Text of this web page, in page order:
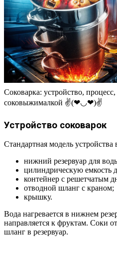
Соковарка: устройство,
соковыжималкой ✌(❤◡❤)✌
Устройство соковарок
Стандартная модель устройства
нижний резервуар для
цилиндрическую емкость
контейнер с решетчатым
отводной шланг с краном;
крышку.
Вода нагревается в нижнем
направляется к фруктам. Соки
шланг в резервуар.